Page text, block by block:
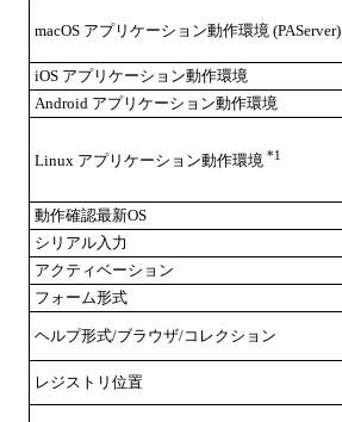
macOS アプリケーション動作環境 (PAServer)
iOS アプリケーション動作環境
Android アプリケーション動作環境
Linux アプリケーション動作環境 *1
動作確認最新OS
シリアル入力
アクティベーション
フォーム形式
ヘルプ形式/ブラウザ/コレクション
レジストリ位置